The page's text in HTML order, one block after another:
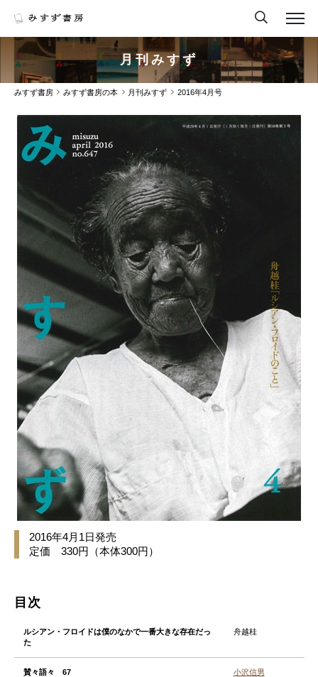
月刊みすず
みすず書房 みすず書房の本 月刊みすず 2016年4月号
2016年4月1日発売
定価 330円（本体300円）
目次
ルシアン・フロイドは僕のなかで一番大きな存在だっ
た
舟越桂
賛々語々 67
小沢信男